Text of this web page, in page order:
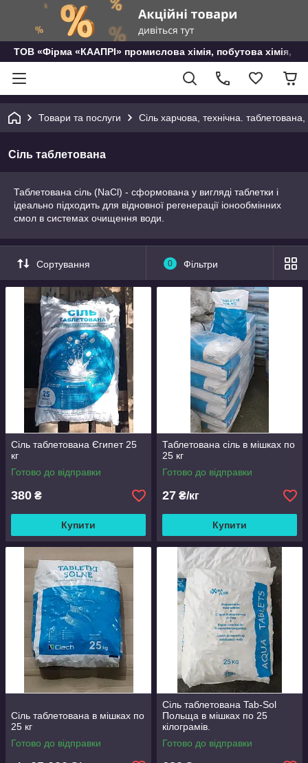
ТОВ «Фірма «КААПРІ» промислова хімія, побутова хімія,
Товари та послуги Сіль харчова, технічна.
Сіль таблетована
Таблетована сіль (NaCl) - сформована у вигляді таблетки і
ідеально підходить для відновної регенерації іонообмінних
смол в системах очищення води.
Сортування 0 Фільтри
Сіль таблетована Єгипет 25
кг
Готово до відправки
380 ₴
Купити
Таблетована сіль в мішках по
25 кг
Готово до відправки
27 ₴/кг
Купити
Сіль таблетована в мішках по
25 кг
Готово до відправки
Сіль таблетована Tab-Sol
Польща в мішках по 25
кілограмів.
Готово до відправки